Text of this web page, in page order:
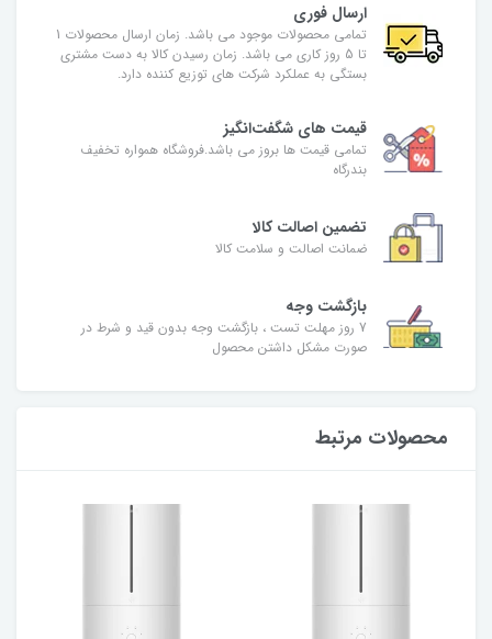
ارسال فوری
تمامی محصولات موجود می باشد. زمان ارسال محصولات 1
تا 5 روز کاری می باشد. زمان رسیدن کالا به دست مشتری
بستگی به عملکرد شرکت های توزیع کننده دارد.
قیمت های شگفت‌انگیز
تمامی قیمت ها بروز می باشد.فروشگاه همواره تخفیف
بندرگاه
تضمین اصالت کالا
ضمانت اصالت و سلامت کالا
بازگشت وجه
7 روز مهلت تست ، بازگشت وجه بدون قید و شرط در
صورت مشکل داشتن محصول
محصولات مرتبط